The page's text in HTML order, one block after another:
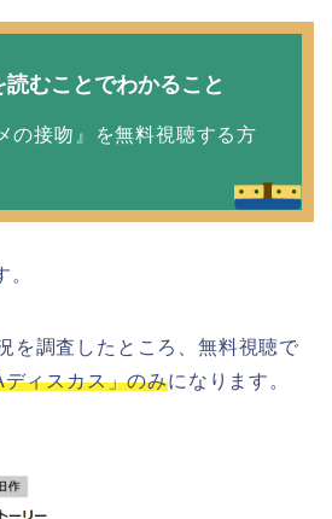
読むことでわかること
の接吻』を無料視聴する方
を調査したところ、無料視聴で
ィスカス」のみになります。